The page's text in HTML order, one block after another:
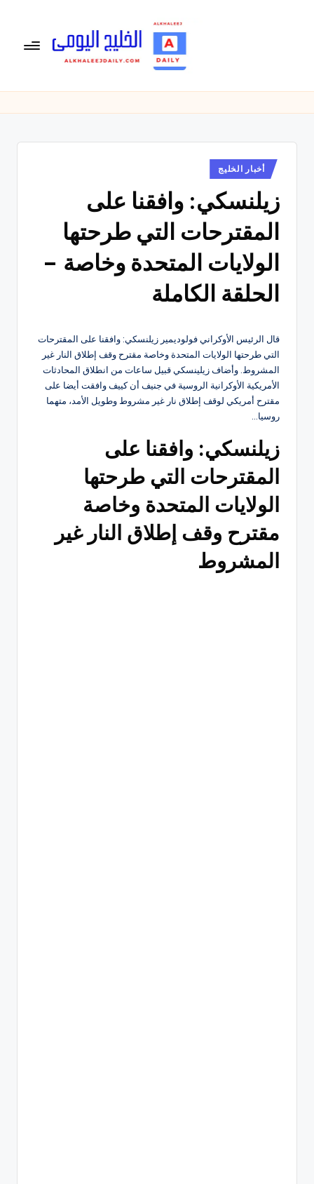
خ
يو
م
ى
متابعة
الرياضية
والسياسية
والاقتصادية.
نُشر
في
أخبار الخليج
زيلنسكي: وافقنا على
المقترحات التي طرحتها
الولايات المتحدة وخاصة –
الحلقة الكاملة
قال الرئيس الأوكراني فولوديمير زيلنسكي: وافقنا على المقترحات
التي طرحتها الولايات المتحدة وخاصة مقترح وقف إطلاق النار غير
المشروط. وأضاف زيلينسكي قبيل ساعات من انطلاق المحادثات
الأمريكية الأوكرانية الروسية في جنيف أن كييف وافقت أيضا على
مقترح أمريكي لوقف إطلاق نار غير مشروط وطويل الأمد، متهما
روسيا…
زيلنسكي: وافقنا على
المقترحات التي طرحتها
الولايات المتحدة وخاصة
مقترح وقف إطلاق النار غير
المشروط